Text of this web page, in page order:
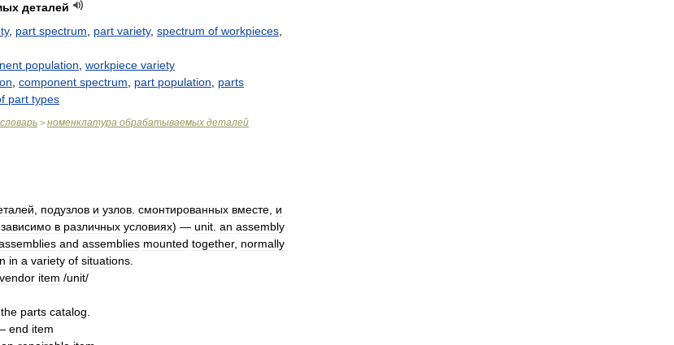
деталей
, part spectrum part variety, spectrum of workpieces
population workpiece variety
component spectrum part population
parts
part types
словарь > номенклатура обрабатываемых деталей
подузлов и узлов смонтированных вместе и
в различных условиях) — unit an assembly
and assemblies mounted together, normally
in a variety of situations
vendor item /unit/
the parts catalog
end item